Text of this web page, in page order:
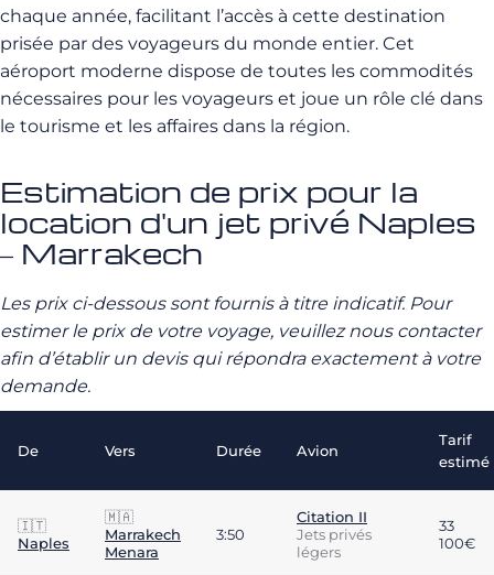
chaque année, facilitant l’accès à cette destination
prisée par des voyageurs du monde entier. Cet
aéroport moderne dispose de toutes les commodités
nécessaires pour les voyageurs et joue un rôle clé dans
le tourisme et les affaires dans la région.
Estimation de prix pour la
location d'un jet privé Naples
– Marrakech
Les prix ci-dessous sont fournis à titre indicatif. Pour
estimer le prix de votre voyage, veuillez nous contacter
afin d’établir un devis qui répondra exactement à votre
demande.
De Vers Durée Avion
Tarif
estimé
🇮🇹
Naples
🇲🇦
Marrakech
Menara
3:50
Citation II
Jets privés
légers
33
100€